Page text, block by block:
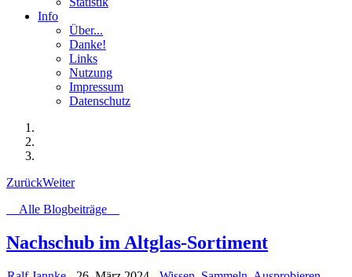
Info
Über...
Danke!
Links
Nutzung
Impressum
Datenschutz
ZurückWeiter
Alle Blogbeiträge
Nachschub im Altglas-Sortiment